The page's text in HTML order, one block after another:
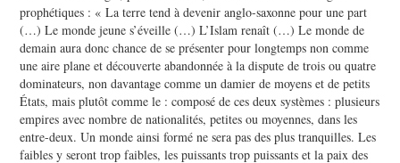
prophétiques : « La terre tend à devenir anglo-saxonne pour une part
(…) Le monde jeune s’éveille (…) L’Islam renaît (…) Le monde de
demain aura donc chance de se présenter pour longtemps non comme
une aire plane et découverte abandonnée à la dispute de trois ou quatre
dominateurs, non davantage comme un damier de moyens et de petits
États, mais plutôt comme le : composé de ces deux systèmes : plusieurs
empires avec nombre de nationalités, petites ou moyennes, dans les
entre-deux. Un monde ainsi formé ne sera pas des plus tranquilles. Les
faibles y seront trop faibles, les puissants trop puissants et la paix des